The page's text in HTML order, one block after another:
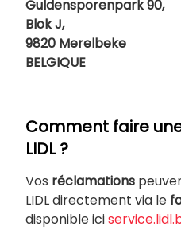
Guldensporenpark 90,
Blok J,
9820 Merelbeke
BELGIQUE
Comment faire
LIDL ?
Vos réclamations
LIDL directement via le
disponible ici